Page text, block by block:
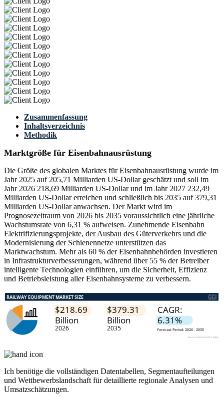
Zusammenfassung
Inhaltsverzeichnis
Methodik
Marktgröße für Eisenbahnausrüstung
Die Größe des globalen Marktes für Eisenbahnausrüstung wurde im
Jahr 2025 auf 205,71 Milliarden US-Dollar geschätzt und soll im
Jahr 2026 218,69 Milliarden US-Dollar und im Jahr 2027 232,49
Milliarden US-Dollar erreichen und schließlich bis 2035 auf 379,31
Milliarden US-Dollar anwachsen. Der Markt wird im
Prognosezeitraum von 2026 bis 2035 voraussichtlich eine jährliche
Wachstumsrate von 6,31 % aufweisen. Zunehmende Eisenbahn
Elektrifizierungsprojekte, der Ausbau des Güterverkehrs und die
Modernisierung der Schienennetze unterstützen das
Marktwachstum. Mehr als 60 % der Eisenbahnbehörden investieren
in Infrastrukturverbesserungen, während über 55 % der Betreiber
intelligente Technologien einführen, um die Sicherheit, Effizienz
und Betriebsleistung aller Eisenbahnsysteme zu verbessern.
Ich benötige die vollständigen Datentabellen, Segmentaufteilungen
und Wettbewerbslandschaft für detaillierte regionale Analysen und
Umsatzschätzungen.